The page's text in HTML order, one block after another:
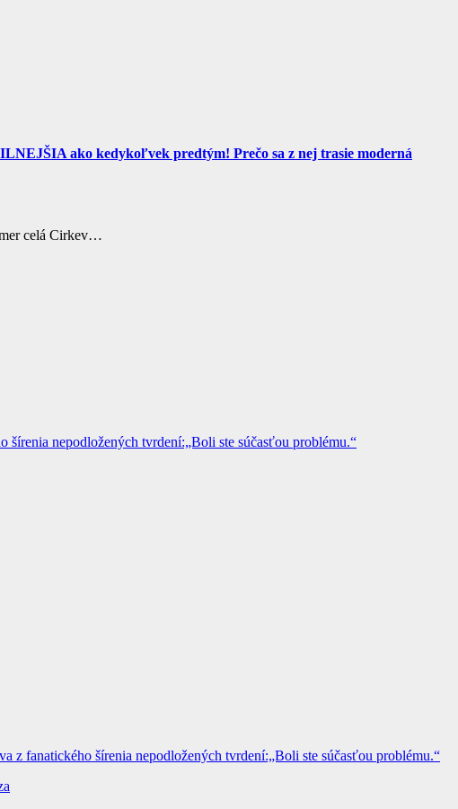
ako kedykoľvek predtým! Prečo sa z nej trasie moderná
celá Cirkev…
šírenia nepodložených tvrdení:„Boli ste súčasťou problému.“
z fanatického šírenia nepodložených tvrdení:„Boli ste súčasťou problému.“